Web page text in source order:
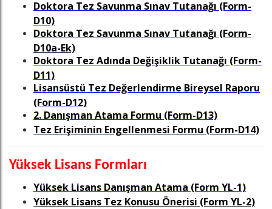
Doktora Tez Savunma Sınav Tutanağı (Form-
D10)
Doktora Tez Savunma Sınav Tutanağı (Form-
D10a-Ek)
Doktora Tez Adında Değişiklik Tutanağı (Form-
D11)
Lisansüstü Tez Değerlendirme Bireysel Raporu
(Form-D12)
2. Danışman Atama Formu (Form-D13)
Tez Erişiminin Engellenmesi Formu (Form-D14)
Yüksek Lisans Formları
Yüksek Lisans Danışman Atama (Form YL-1)
Yüksek Lisans Tez Konusu Önerisi (Form YL-2)